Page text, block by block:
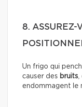
8. ASSUREZ-
Un frigo qui
causer des bruits
endommagent le